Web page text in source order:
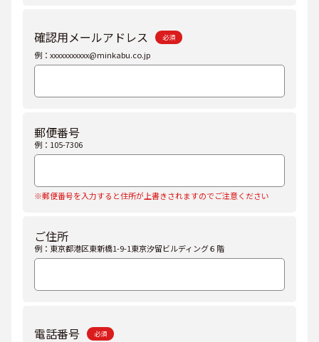
確認用メールアドレス 必須
例：xxxxxxxxxxx@minkabu.co.jp
郵便番号
例：105-7306
※郵便番号を入力すると住所が上書きされますのでご注意ください
ご住所
例：東京都港区東新橋1-9-1東京汐留ビルディング６階
電話番号 必須